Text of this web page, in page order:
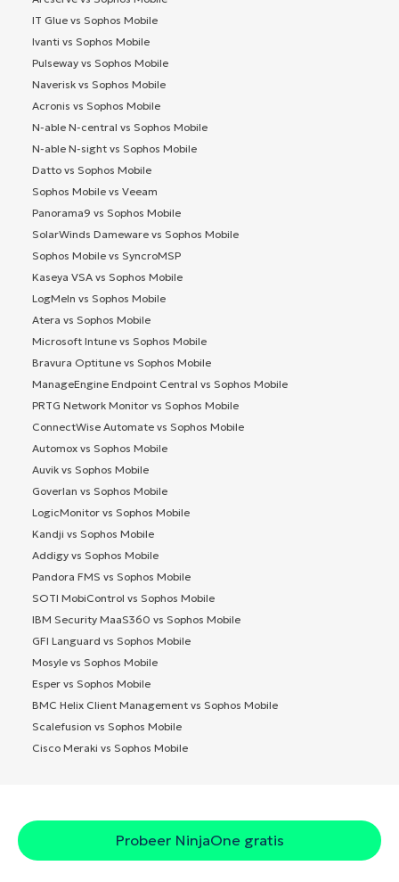
IT Glue vs Sophos Mobile
Ivanti vs Sophos Mobile
Pulseway vs Sophos Mobile
Naverisk vs Sophos Mobile
Acronis vs Sophos Mobile
N-able N-central vs Sophos Mobile
N-able N-sight vs Sophos Mobile
Datto vs Sophos Mobile
Sophos Mobile vs Veeam
Panorama9 vs Sophos Mobile
SolarWinds Dameware vs Sophos Mobile
Sophos Mobile vs SyncroMSP
Kaseya VSA vs Sophos Mobile
LogMeIn vs Sophos Mobile
Atera vs Sophos Mobile
Microsoft Intune vs Sophos Mobile
Bravura Optitune vs Sophos Mobile
ManageEngine Endpoint Central vs Sophos Mobile
PRTG Network Monitor vs Sophos Mobile
ConnectWise Automate vs Sophos Mobile
Automox vs Sophos Mobile
Auvik vs Sophos Mobile
Goverlan vs Sophos Mobile
LogicMonitor vs Sophos Mobile
Kandji vs Sophos Mobile
Addigy vs Sophos Mobile
Pandora FMS vs Sophos Mobile
SOTI MobiControl vs Sophos Mobile
IBM Security MaaS360 vs Sophos Mobile
GFI Languard vs Sophos Mobile
Mosyle vs Sophos Mobile
Esper vs Sophos Mobile
BMC Helix Client Management vs Sophos Mobile
Scalefusion vs Sophos Mobile
Cisco Meraki vs Sophos Mobile
Probeer NinjaOne gratis